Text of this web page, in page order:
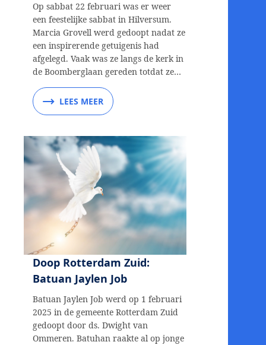
Op sabbat 22 februari was er weer
een feestelijke sabbat in Hilversum.
Marcia Grovell werd gedoopt nadat ze
een inspirerende getuigenis had
afgelegd. Vaak was ze langs de kerk in
de Boomberglaan gereden totdat ze…
LEES MEER
Doop Rotterdam Zuid:
Batuan Jaylen Job
Batuan Jaylen Job werd op 1 februari
2025 in de gemeente Rotterdam Zuid
gedoopt door ds. Dwight van
Ommeren. Batuhan raakte al op jonge